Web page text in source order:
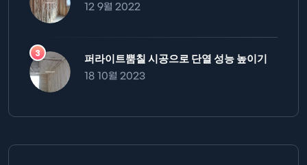
12 9월 2022
퍼라이트뿜칠 시공으로 단열 성능 높이기
18 10월 2023